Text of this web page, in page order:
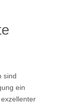
sind
ein